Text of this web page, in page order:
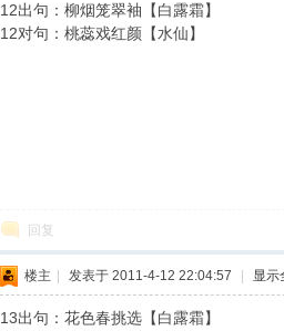
12出句：柳烟笼翠袖【白露霜】
12对句：桃蕊戏红颜【水仙】
回复
楼主 发表于 2011-4-12 22:04:57 显示
13出句：花色春挑选【白露霜】